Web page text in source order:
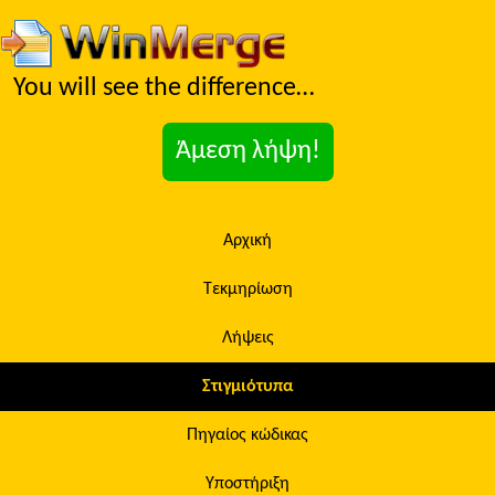
You will see the difference…
Άμεση λήψη!
Αρχική
Τεκμηρίωση
Λήψεις
Στιγμιότυπα
Πηγαίος κώδικας
Υποστήριξη